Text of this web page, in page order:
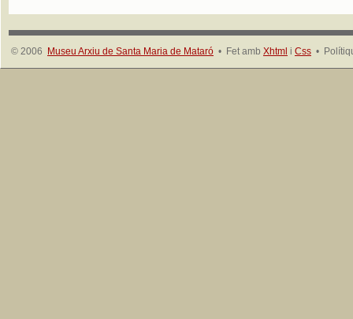
© 2006 Museu Arxiu de Santa Maria de Mataró • Fet amb Xhtml i Css •